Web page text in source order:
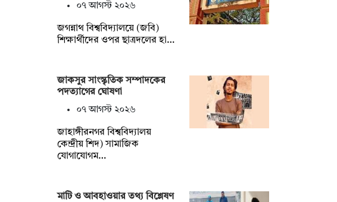
০৭ আগস্ট ২০২৬
জগন্নাথ বিশ্ববিদ্যালয়ে (জবি)
শিক্ষার্থীদের ওপর ছাত্রদলের হা…
জাকসুর সাংস্কৃতিক সম্পাদকের
পদত্যাগের ঘোষণা
০৭ আগস্ট ২০২৬
‎জাহাঙ্গীরনগর বিশ্ববিদ্যালয়
কেন্দ্রীয় শিদ) সামাজিক
যোগাযোগম…
মাটি ও আবহাওয়ার তথ্য বিশ্লেষণ